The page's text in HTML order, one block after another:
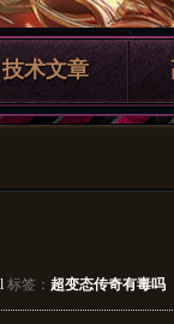
技术文章
标签： 超变态传奇有毒吗